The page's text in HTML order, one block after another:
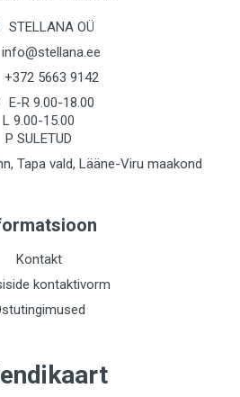
STELLANA OÜ
info@stellana.ee
+372 5663 9142
E-R 9.00-18.00
L 9.00-15.00
P SULETUD
Tapa vald, Lääne-Viru maakond
Kontakt
kontaktivorm